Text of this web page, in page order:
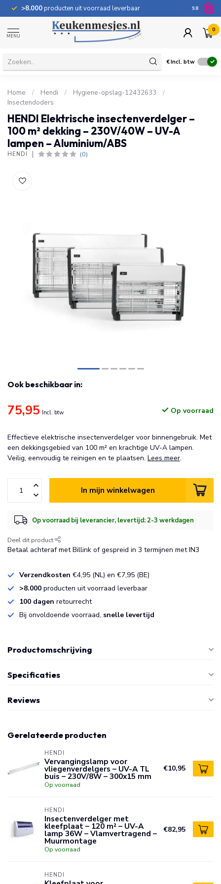
>8.000producten uit voorraad leverbaar 100
9.8
MENU
0
€Incl. btw
Home / Hendi / Hygiene-opslag-12432633
/
Insectendoders
HENDI Elektrische insectenverdelger –
100 m² dekking – 230V/40W – UV-A
lampen – Aluminium/ABS
HENDI (0)
Ook beschikbaar in:
75,95 Incl. btw Op voorraad
Effectieve elektrische insectenverdelger voor binnengebruik. Met
een dekkingsgebied van 100 m² en krachtige UV-A lampen.
Veilig, eenvoudig te reinigen en te plaatsen. Lees meer.
In mijn winkelwagen
Op voorraad bij leverancier, levertijd: 2-3 werkdagen
Deel dit product
Betaal achteraf met Billink of gespreid in 3 termijnen met IN3
Verzendkosten €4,95 (NL) en €7,95 (BE)
>8.000 producten uit voorraad leverbaar
100 dagen retourrecht
Bij onvoldoende voorraad, snelle levertijd
Productomschrijving
Specificaties
Reviews
Gerelateerde producten
HENDI
Vervangingslamp voor
vliegenverdelgers – UV-A TL
buis – 230V/8W – 300x15 mm
Op voorraad
€10,95
HENDI
Insectenverdelger met
kleefplaat – 120 m² – UV-A
lamp 36W – Vlamvertragend –
Muurmontage
Op voorraad
€82,95
HENDI